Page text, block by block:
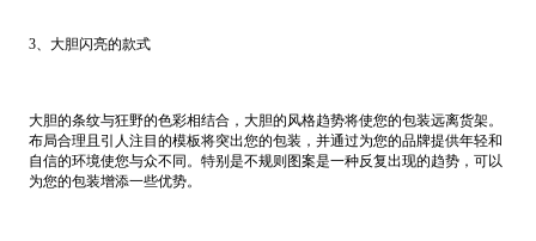
3、大胆闪亮的款式
大胆的条纹与狂野的色彩相结合，大胆的风格趋势将使您的包装远离货架。
布局合理且引人注目的模板将突出您的包装，并通过为您的品牌提供年轻和
自信的环境使您与众不同。特别是不规则图案是一种反复出现的趋势，可以
为您的包装增添一些优势。